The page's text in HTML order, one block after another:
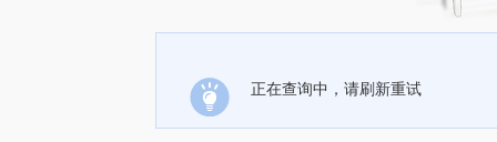
正在查询中，请刷新重试